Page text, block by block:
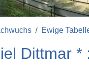
Ewige
Dittmar *